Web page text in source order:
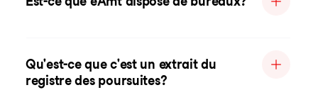
Qu'est-ce que c'est un extrait du
registre des poursuites?